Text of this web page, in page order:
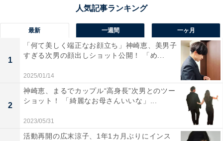
最新 一週間 一ヶ月
1
「何て美しく端正なお顔立ち」神崎恵、美男子
すぎる次男の顔出しショット公開！ 「め...
2025/01/14
2
神崎恵、まるでカップル“高身長”次男とのツー
ショット！ 「綺麗なお母さんいいな」...
2023/05/31
活動再開の広末涼子、1年1カ月ぶりにインス